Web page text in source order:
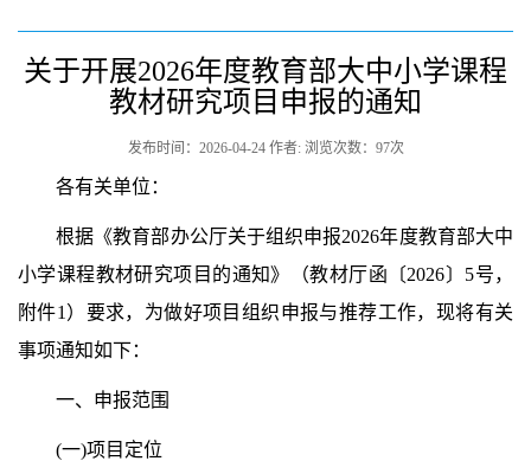
关于开展2026年度教育部大中小学课程
教材研究项目申报的通知
发布时间：2026-04-24 作者: 浏览次数： 97次
各有关单位：
根据《教育部办公厅关于组织申报2026年度教育部大中
小学课程教材研究项目的通知》（教材厅函〔2026〕5号，
附件1）要求，为做好项目组织申报与推荐工作，现将有关
事项通知如下：
一、申报范围
(一)项目定位